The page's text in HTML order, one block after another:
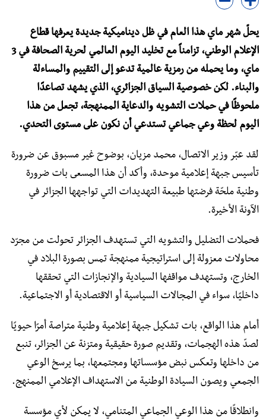
يحلّ شهر ماي هذا العام في ظل ديناميكية جديدة يعرفها قطاع
الإعلام الوطني، تزامناً مع تخليد اليوم العالمي لحرية الصحافة في 3
ماي، وما يحمله من رمزية عالمية تدعو إلى التقييم والمساءلة
والبناء. لكن خصوصية السياق الجزائري، الذي يشهد تصاعدًا
ملحوظًا في حملات التشويه والدعاية الممنهجة، تجعل من هذا
اليوم لحظة وعي جماعي تستدعي أن نكون على مستوى التحدي.
لقد عبّر وزير الاتصال، محمد مزيان، بوضوح غير مسبوق عن ضرورة
تأسيس جبهة إعلامية موحدة، وأكد أن هذا المسعى بات ضرورة
وطنية ملحّة فرضتها طبيعة التهديدات التي تواجهها الجزائر في
الآونة الأخيرة.
فحملات التضليل والتشويه التي تستهدف الجزائر تحولت من مجرّد
محاولات معزولة إلى استراتيجية ممنهجة تمس بصورة البلاد في
الخارج، وتستهدف مواقفها السيادية والإنجازات التي تحققها
داخليًا، سواء في المجالات السياسية أو الاقتصادية أو الاجتماعية.
أمام هذا الواقع، بات تشكيل جبهة إعلامية وطنية متراصة أمرًا حيويًا
لصدّ هذه الهجمات، وتقديم صورة حقيقية ومتزنة عن الجزائر، تنبع
من داخلها وتعكس نبض مؤسساتها ومجتمعها، بما يرسخ الوعي
الجمعي ويصون السيادة الوطنية من الاستهداف الإعلامي الممنهج.
وانطلاقًا من هذا الوعي الجماعي المتنامي، لا يمكن لأي مؤسسة